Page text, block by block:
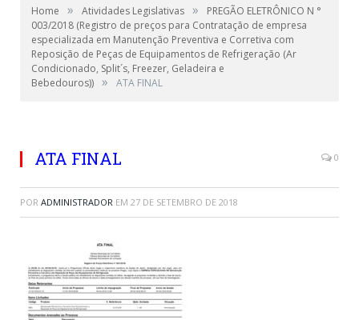
Home » Atividades Legislativas »
PREGÃO ELETRÔNICO N °
003/2018 (Registro de preços para Contratação de empresa
especializada em Manutenção Preventiva e Corretiva com
Reposição de Peças de Equipamentos de Refrigeração (Ar
Condicionado, Split´s, Freezer, Geladeira e
Bebedouros)) » ATA FINAL
ATA FINAL 0
POR ADMINISTRADOR EM 27 DE SETEMBRO DE 2018